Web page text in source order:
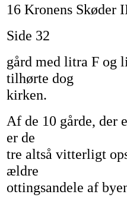
16 Kronens Skøder
Side 32
gård med litra F og
tilhørte dog
kirken.
Af de 10 gårde, der
er de
tre altså vitterligt
ældre
ottingsandele af